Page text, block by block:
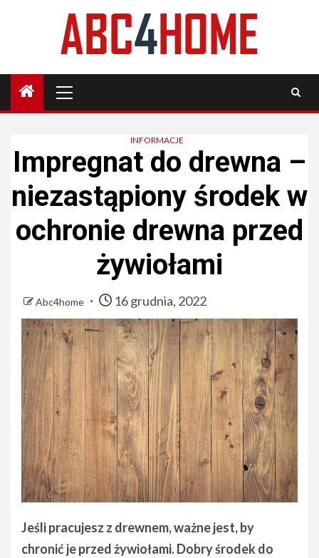
Menu
INFORMACJE
Impregnat do drewna –
niezastąpiony środek w
ochronie drewna przed
żywiołami
Abc4home 16 grudnia, 2022
Jeśli pracujesz z drewnem, ważne jest, by
chronić je przed żywiołami. Dobry środek do